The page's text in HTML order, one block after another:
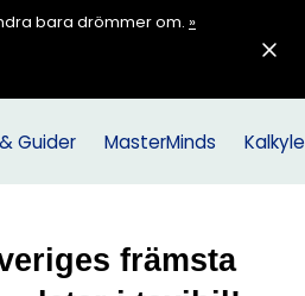
bara drömmer om. »
Guider MasterMinds
främsta